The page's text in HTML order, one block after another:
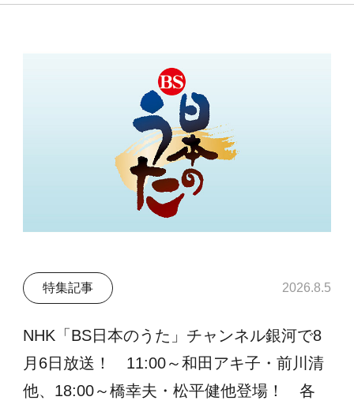
特集記事 2026.8.5
NHK「BS日本のうた」チャンネル銀河で8
月6日放送！ 11:00～和田アキ子・前川清
他、18:00～橋幸夫・松平健他登場！ 各